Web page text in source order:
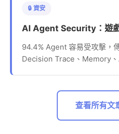
🔒 資安
AI Agent Security：遊
94.4% Agent 容易受攻擊，
Decision Trace、Memory、
查看所有文